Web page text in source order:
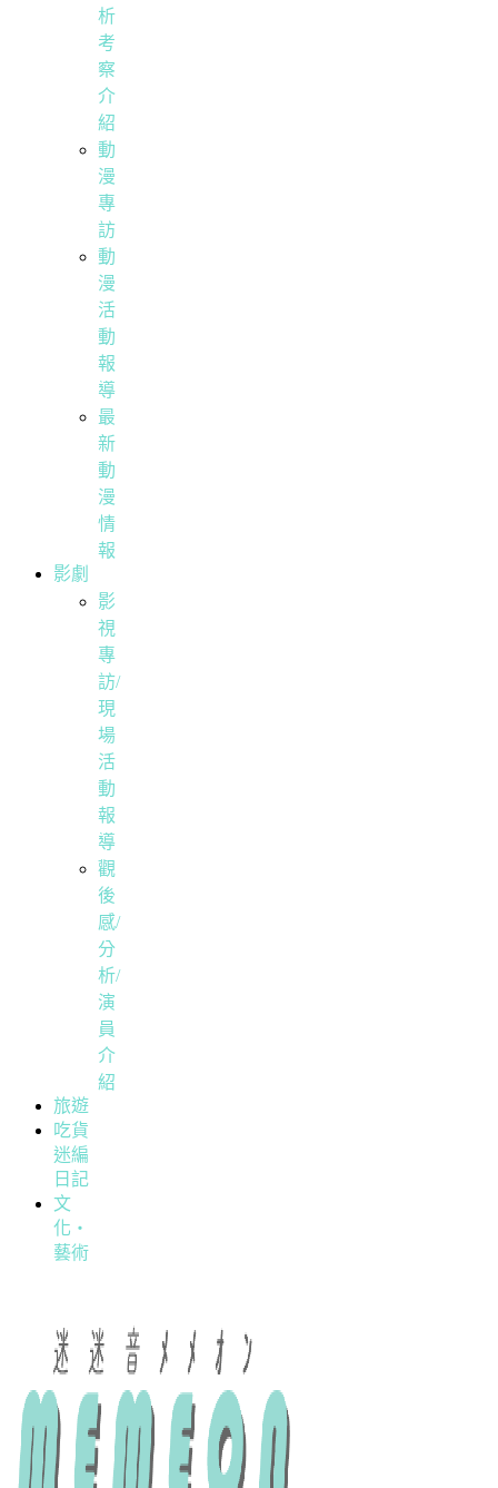
析
考
察
介
紹
動
漫
專
訪
動
漫
活
動
報
導
最
新
動
漫
情
報
影劇
影
視
專
訪/
現
場
活
動
報
導
觀
後
感/
分
析/
演
員
介
紹
旅遊
吃貨
迷編
日記
文
化・
藝術